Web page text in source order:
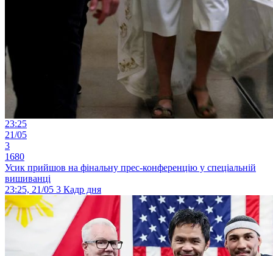
23:25
21/05
3
1680
Усик прийшов на фінальну прес-конференцію у спеціальній
вишиванці
23:25, 21/05 3 Кадр дня